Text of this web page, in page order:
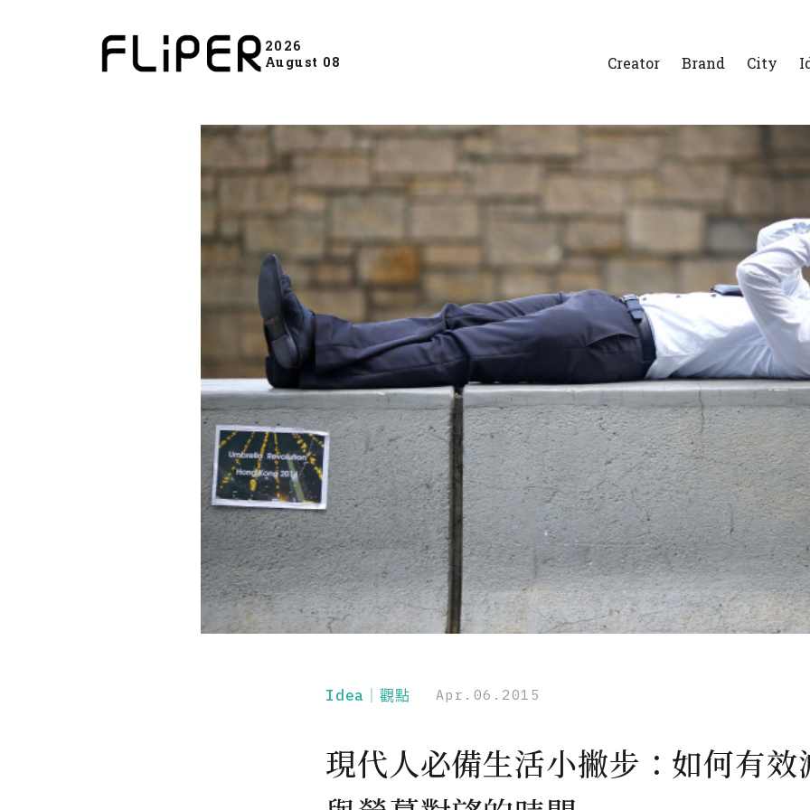
2026
August 08
Creator Brand City
Idea｜觀點 Apr.06.2015
現代人必備生活小撇步：如何有效